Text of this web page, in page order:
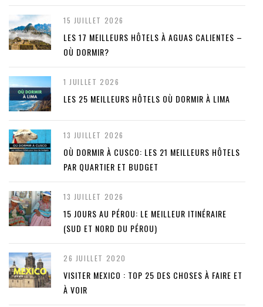
15 JUILLET 2026
LES 17 MEILLEURS HÔTELS À AGUAS CALIENTES –
OÙ DORMIR?
1 JUILLET 2026
LES 25 MEILLEURS HÔTELS OÙ DORMIR À LIMA
13 JUILLET 2026
OÙ DORMIR À CUSCO: LES 21 MEILLEURS HÔTELS
PAR QUARTIER ET BUDGET
13 JUILLET 2026
15 JOURS AU PÉROU: LE MEILLEUR ITINÉRAIRE
(SUD ET NORD DU PÉROU)
26 JUILLET 2020
VISITER MEXICO : TOP 25 DES CHOSES À FAIRE ET
À VOIR